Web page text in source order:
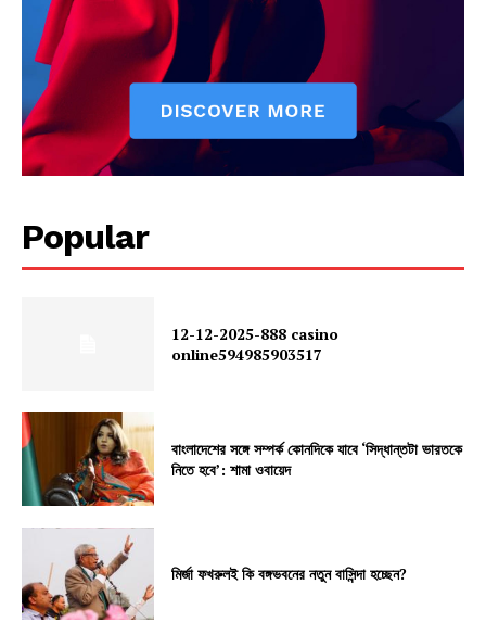
Popular
12-12-2025-888 casino
online594985903517
বাংলাদেশের সঙ্গে সম্পর্ক কোনদিকে যাবে ‘সিদ্ধান্তটা ভারতকে
নিতে হবে’: শামা ওবায়েদ
মির্জা ফখরুলই কি বঙ্গভবনের নতুন বাসিন্দা হচ্ছেন?